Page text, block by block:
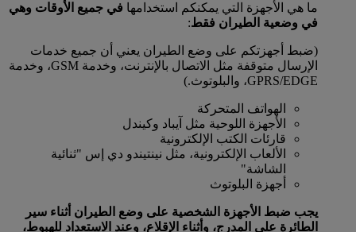
ما هي الأجهزة التي يمكنكم استخدامها في جميع الأوقات وهي
في وضعية الطيران فقط:
(ضبط أجهزتكم على وضع الطيران يعني أن جميع خدمات
الإرسال متوقفة مثل الاتصال بالإنترنت، وخدمة GSM، وخدمة
GPRS/EDGE، والبلوتوث.)
الهواتف المتحركة
الأجهزة اللوحية مثل آيباد وكيندل
قارئات الكتب الإلكترونية
الألعاب الإلكترونية، مثل نينتيندو دي إس "ثنائية
الشاشة"
أجهزة البلوتوث
يجب ضبط الأجهزة الشخصية على وضع الطيران أثناء سير
الطائرة على المدرج، وأثناء الإقلاع، وعند الاستعداد للهبوط،